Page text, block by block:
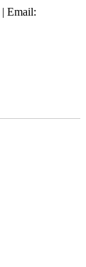
| Email: